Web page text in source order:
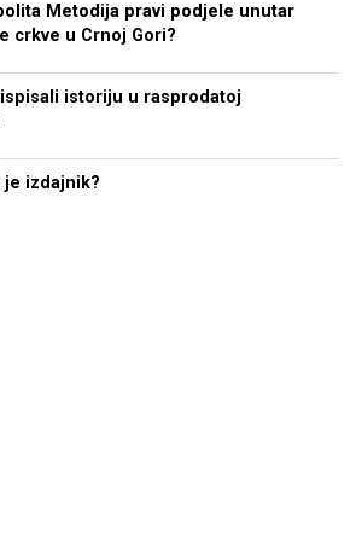
Metodija pravi podjele unutar
crkve u Crnoj Gori?
istoriju u rasprodatoj
je izdajnik?